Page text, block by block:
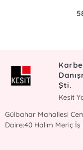
Şti.
Kesit
Gülbahar Mahallesi
Daire:40 Halim Meriç